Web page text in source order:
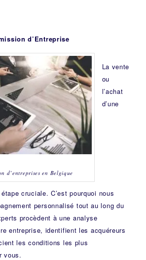
d’Entreprise
d’entreprises en Belgique
La vente
ou
l’achat
d’une
cruciale. C’est pourquoi nous
personnalisé tout au long du
procèdent à une analyse
entreprise, identifient les acquéreurs
les conditions les plus
vous.